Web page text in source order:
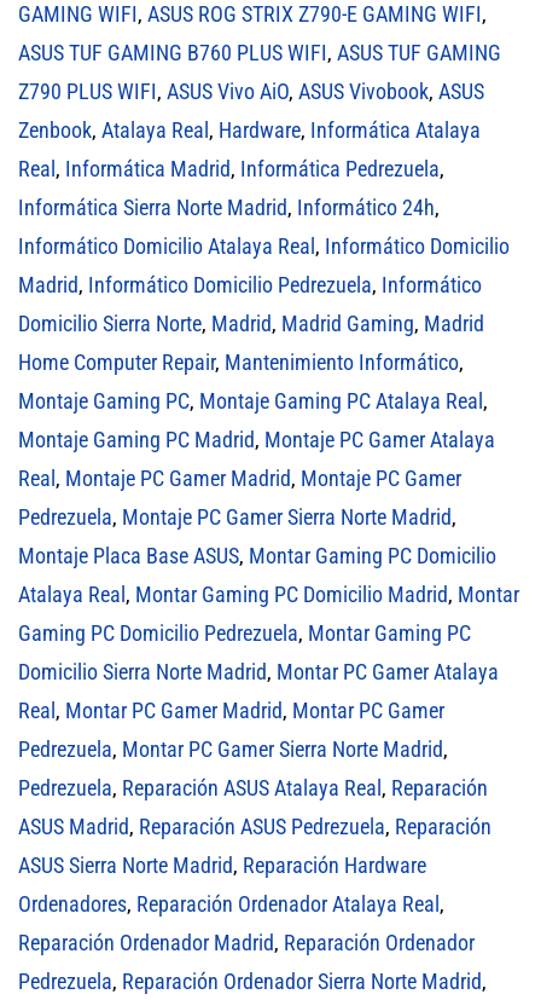
GAMING WIFI, ASUS ROG STRIX Z790-E GAMING WIFI,
ASUS TUF GAMING B760 PLUS WIFI, ASUS TUF GAMING
Z790 PLUS WIFI, ASUS Vivo AiO, ASUS Vivobook, ASUS
Zenbook, Atalaya Real , Hardware, Informática Atalaya
Real , Informática Madrid, Informática Pedrezuela,
Informática Sierra Norte Madrid, Informático 24h,
Informático Domicilio Atalaya Real , Informático Domicilio
Madrid, Informático Domicilio Pedrezuela, Informático
Domicilio Sierra Norte, Madrid, Madrid Gaming, Madrid
Home Computer Repair, Mantenimiento Informático,
Montaje Gaming PC, Montaje Gaming PC Atalaya Real ,
Montaje Gaming PC Madrid, Montaje PC Gamer Atalaya
Real , Montaje PC Gamer Madrid, Montaje PC Gamer
Pedrezuela, Montaje PC Gamer Sierra Norte Madrid,
Montaje Placa Base ASUS, Montar Gaming PC Domicilio
Atalaya Real , Montar Gaming PC Domicilio Madrid, Montar
Gaming PC Domicilio Pedrezuela, Montar Gaming PC
Domicilio Sierra Norte Madrid, Montar PC Gamer Atalaya
Real , Montar PC Gamer Madrid, Montar PC Gamer
Pedrezuela, Montar PC Gamer Sierra Norte Madrid,
Pedrezuela, Reparación ASUS Atalaya Real , Reparación
ASUS Madrid, Reparación ASUS Pedrezuela, Reparación
ASUS Sierra Norte Madrid, Reparación Hardware
Ordenadores, Reparación Ordenador Atalaya Real ,
Reparación Ordenador Madrid, Reparación Ordenador
Pedrezuela, Reparación Ordenador Sierra Norte Madrid,